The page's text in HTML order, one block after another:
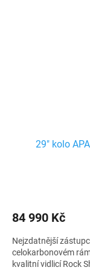
29" kolo
84 990 Kč
Nejzdatnější
celokarbonovém
kvalitní vidlicí Rock